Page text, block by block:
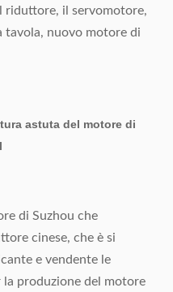
riduttore, il servomotore,
tavola, nuovo motore di
astuta del motore di
di Suzhou che
cinese, che è si
e vendente le
produzione del motore